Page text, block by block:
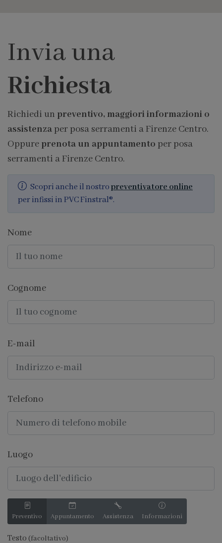
Invia una
Richiesta
Richiedi un preventivo, maggiori informazioni o
assistenza per posa serramenti a Firenze Centro.
Oppure prenota un appuntamento per posa
serramenti a Firenze Centro.
Scopri anche il nostropreventivatore online
per infissi in PVC Finstral®.
Nome
Cognome
E-mail
Telefono
Luogo
Preventivo Appuntamento Assistenza Informazioni
Testo (facoltativo)